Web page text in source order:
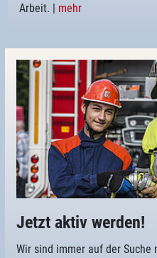
Arbeit. | mehr
Jetzt aktiv werden!
Wir sind immer auf der